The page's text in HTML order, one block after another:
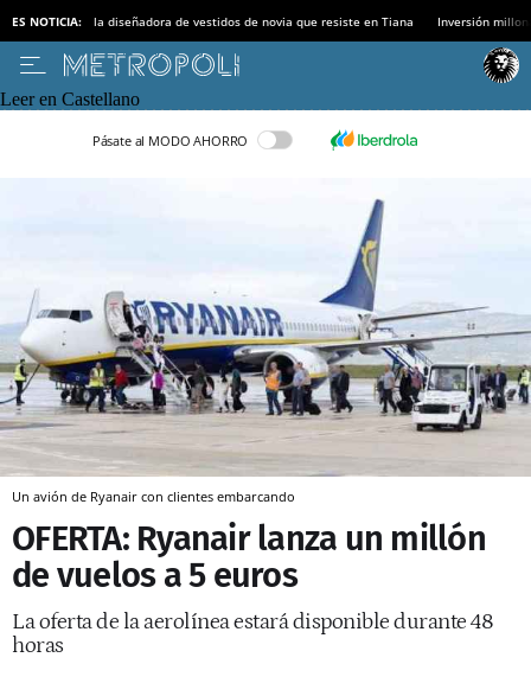
ES NOTICIA: la diseñadora de vestidos de novia que resiste en Tiana Inversión
Leer en Castellano
Pásate al MODO AHORRO
Un avión de Ryanair con clientes embarcando
OFERTA: Ryanair lanza un millón
de vuelos a 5 euros
La oferta de la aerolínea estará disponible durante 48
horas